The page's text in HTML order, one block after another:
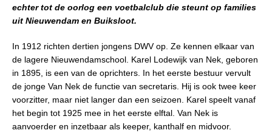
echter tot de oorlog een voetbalclub die steunt op families
uit Nieuwendam en Buiksloot.
In 1912 richten dertien jongens DWV op. Ze kennen elkaar van
de lagere Nieuwendamschool. Karel Lodewijk van Nek, geboren
in 1895, is een van de oprichters. In het eerste bestuur vervult
de jonge Van Nek de functie van secretaris. Hij is ook twee keer
voorzitter, maar niet langer dan een seizoen. Karel speelt vanaf
het begin tot 1925 mee in het eerste elftal. Van Nek is
aanvoerder en inzetbaar als keeper, kanthalf en midvoor.